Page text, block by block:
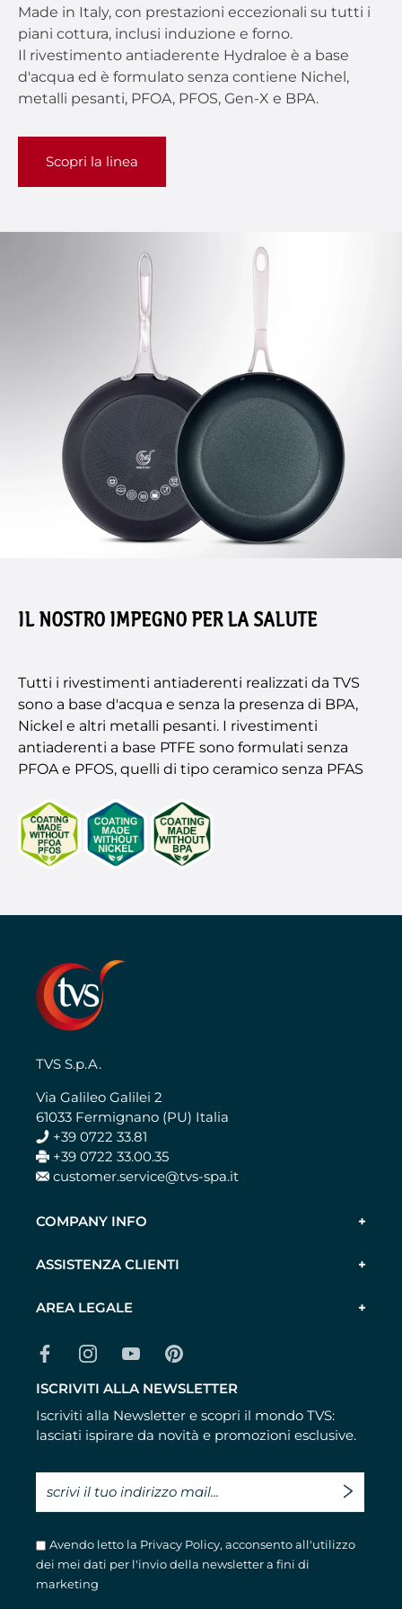
Made in Italy, con prestazioni eccezionali su tutti i
piani cottura, inclusi induzione e forno.
Il rivestimento antiaderente Hydraloe è a base
d'acqua ed è formulato senza contiene Nichel,
metalli pesanti, PFOA, PFOS, Gen-X e BPA.
Scopri la linea
IL NOSTRO IMPEGNO PER LA SALUTE
Tutti i rivestimenti antiaderenti realizzati da TVS
sono a base d'acqua e senza la presenza di BPA,
Nickel e altri metalli pesanti. I rivestimenti
antiaderenti a base PTFE sono formulati senza
PFOA e PFOS, quelli di tipo ceramico senza PFAS
TVS S.p.A.
Via Galileo Galilei 2
61033 Fermignano (PU) Italia
+39 0722 33.81
+39 0722 33.00.35
customer.service@tvs-spa.it
COMPANY INFO
ASSISTENZA CLIENTI
AREA LEGALE
ISCRIVITI ALLA NEWSLETTER
Iscriviti alla Newsletter e scopri il mondo TVS:
lasciati ispirare da novità e promozioni esclusive.
Avendo letto la Privacy Policy, acconsento all'utilizzo
dei mei dati per l'invio della newsletter a fini di
marketing